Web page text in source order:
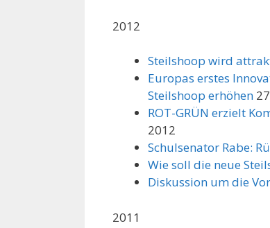
2012
Steilshoop wird
Europas erstes
Steilshoop erhöhen
ROT-GRÜN erzielt
2012
Schulsenator Rabe:
Wie soll die neue
Diskussion um die
2011